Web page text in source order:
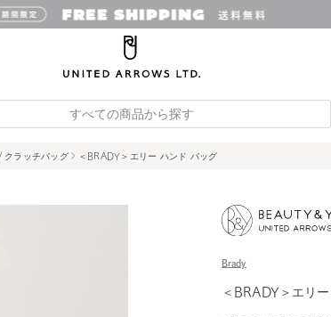
すべての商品から探す
クラッチバッグ ＜BRADY＞エリー ハンド バッグ
Brady
＜BRADY＞エリ